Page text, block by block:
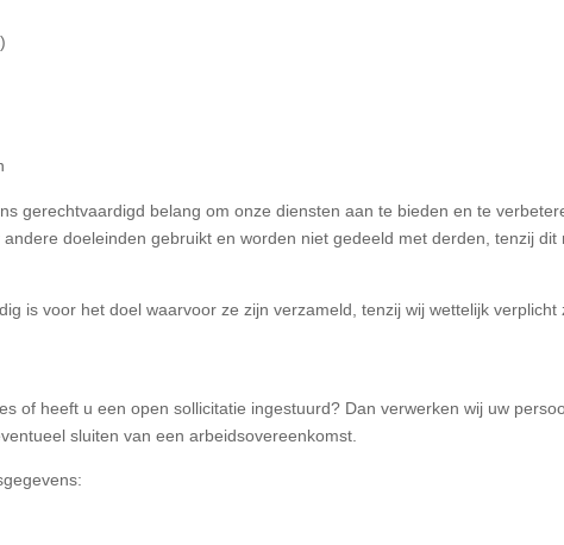
gerechtvaardigd belang om onze diensten aan te bieden en te
doeleinden gebruikt en worden niet gedeeld met derden, tenzij
is voor het doel waarvoor ze zijn verzameld, tenzij wij wettelijk verplicht
of heeft u een open sollicitatie ingestuurd? Dan verwerken wij uw
sluiten van een arbeidsovereenkomst.